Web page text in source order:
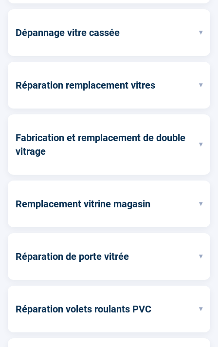
Dépannage vitre cassée ▾
Réparation remplacement vitres ▾
Fabrication et remplacement de double
vitrage
▾
Remplacement vitrine magasin ▾
Réparation de porte vitrée ▾
Réparation volets roulants PVC ▾